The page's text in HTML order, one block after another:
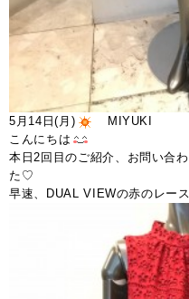
5月14日(月)
MIYUKI
こんにちは
本日2回目のご紹介、お問い合
た♡
早速、DUAL VIEWの赤のレー